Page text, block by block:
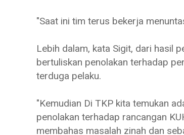
"Saat ini tim terus bekerja
Lebih dalam, kata Sigit, dari hasil
bertuliskan penolakan terhadap
terduga pelaku.
"Kemudian Di TKP kita temukan
penolakan terhadap rancangan
membahas masalah zinah dan